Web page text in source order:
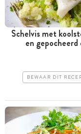
Schelvis met
en gepocheerd
BEWAAR DIT